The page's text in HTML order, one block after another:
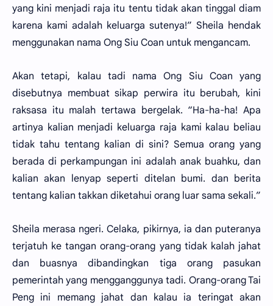
yang kini menjadi raja itu tentu tidak akan tinggal diam
karena kami adalah keluarga sutenya!” Sheila hendak
menggunakan nama Ong Siu Coan untuk mengancam.
Akan tetapi, kalau tadi nama Ong Siu Coan yang
disebutnya membuat sikap perwira itu berubah, kini
raksasa itu malah tertawa bergelak. “Ha-ha-ha! Apa
artinya kalian menjadi keluarga raja kami kalau beliau
tidak tahu tentang kalian di sini? Semua orang yang
berada di perkampungan ini adalah anak buahku, dan
kalian akan lenyap seperti ditelan bumi. dan berita
tentang kalian takkan diketahui orang luar sama sekali.”
Sheila merasa ngeri. Celaka, pikirnya, ia dan puteranya
terjatuh ke tangan orang-orang yang tidak kalah jahat
dan buasnya dibandingkan tiga orang pasukan
pemerintah yang mengganggunya tadi. Orang-orang Tai
Peng ini memang jahat dan kalau ia teringat akan